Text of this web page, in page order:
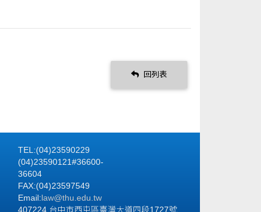
回列表
TEL:(04)23590229
(04)23590121#36600-
36604
FAX:(04)23597549
Email: law@thu.edu.tw
407224 台中市西屯區臺灣大道四段1727號